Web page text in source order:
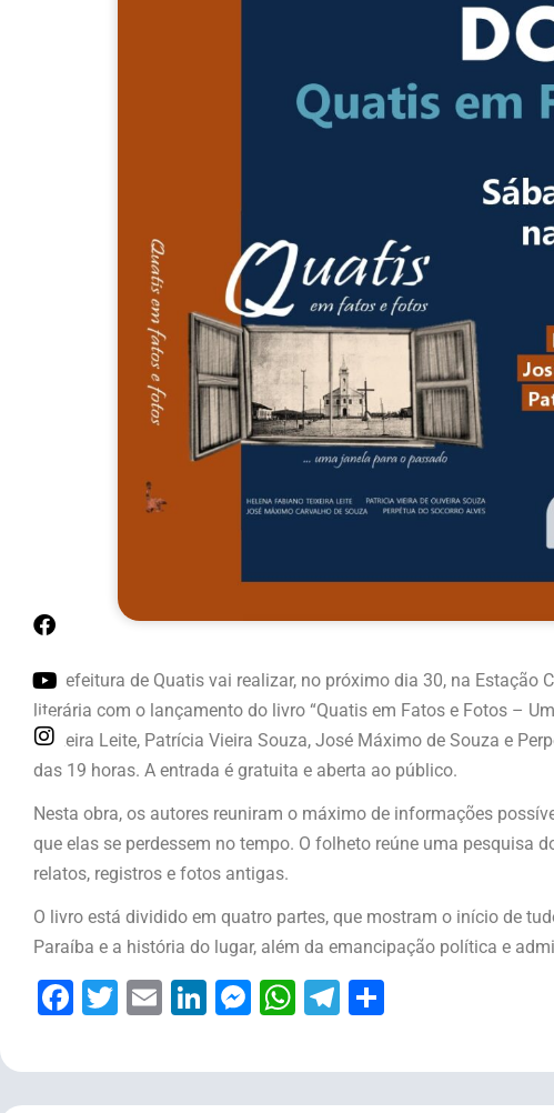
A Prefeitura de Quatis vai realizar, no próximo dia 30, na Estação
literária com o lançamento do livro “Quatis em Fatos e Fotos –
Teixeira Leite, Patrícia Vieira Souza, José Máximo de Souza e
das 19 horas. A entrada é gratuita e aberta ao público.
Nesta obra, os autores reuniram o máximo de informações
que elas se perdessem no tempo. O folheto reúne uma pesquisa
relatos, registros e fotos antigas.
O livro está dividido em quatro partes, que mostram o início de
Paraíba e a história do lugar, além da emancipação política e
Facebook
Twitter
EmailLinkedIn
Messenger
WhatsApp
Telegram